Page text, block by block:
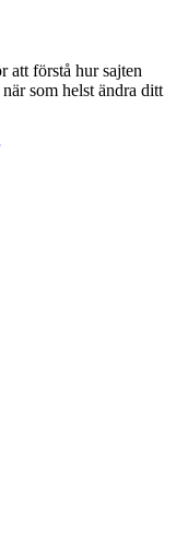
att förstå hur sajten
som helst ändra ditt